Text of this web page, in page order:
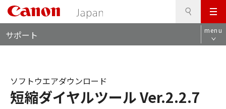
メ
ニ
ュ
サポート menu
短縮ダイヤルツール Ver.2.2.7
ソフトウエアダウンロード